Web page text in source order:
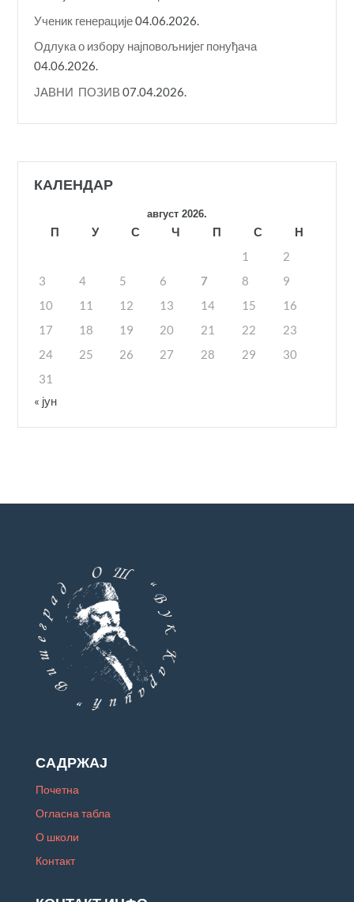
Ученик генерације04.06.2026.
Одлука о избору најповољнијег понуђача
04.06.2026.
ЈАВНИ ПОЗИВ 07.04.2026.
КАЛЕНДАР
август 2026.
П У С Ч П С
Н
1
2
3
4 5 6 7 8
9
10
11 12 13 14 15
16
17
18 19 20 21 22
23
24
25 26 27 28 29
30
31
« јун
САДРЖАЈ
Почетна
Огласна табла
О школи
Контакт